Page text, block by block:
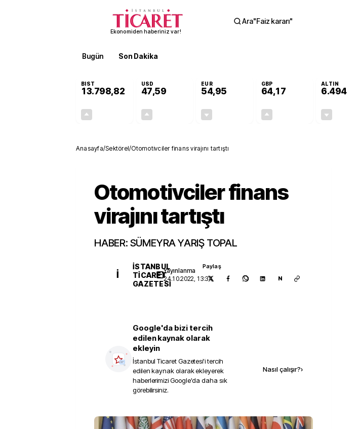
Ekonomiden haberiniz var!
Ara"Faiz kararı"
Bugün Son Dakika
BIST
13.798,82
USD
47,59
EUR
54,95
GBP
64,17
ALTIN
6.494
Anasayfa/Sektörel/Otomotivciler finans virajını tartıştı
Otomotivciler finans
virajını tartıştı
HABER: SÜMEYRA YARIŞ TOPAL
İ
İSTANBUL
TICARET
GAZETESI
Yayınlanma
24.10.2022, 13:34
Paylaş
N
Google'da bizi tercih
edilen kaynak olarak
ekleyin
İstanbul Ticaret Gazetesi'i tercih
edilen kaynak olarak ekleyerek
haberlerimizi Google'da daha sık
görebilirsiniz.
Nasıl çalışır?›